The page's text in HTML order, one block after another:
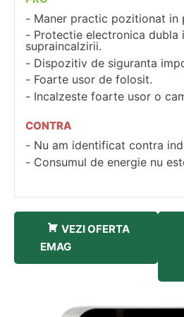
Maner practic pozitionat in
Protectie electronica dubla
supraincalzirii.
Dispozitiv de siguranta
Foarte usor de folosit.
Incalzeste foarte usor o
CONTRA
Nu am identificat contra
Consumul de energie nu
VEZI OFERTA
EMAG